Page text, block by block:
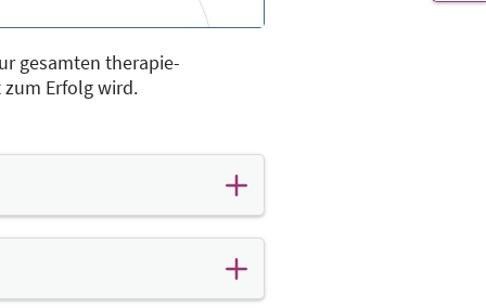
gesamten therapie-
Erfolg wird.
Ideal als Beilage in